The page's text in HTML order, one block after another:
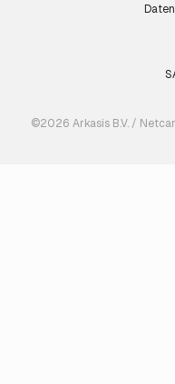
©2026 Arkasis B.V. /